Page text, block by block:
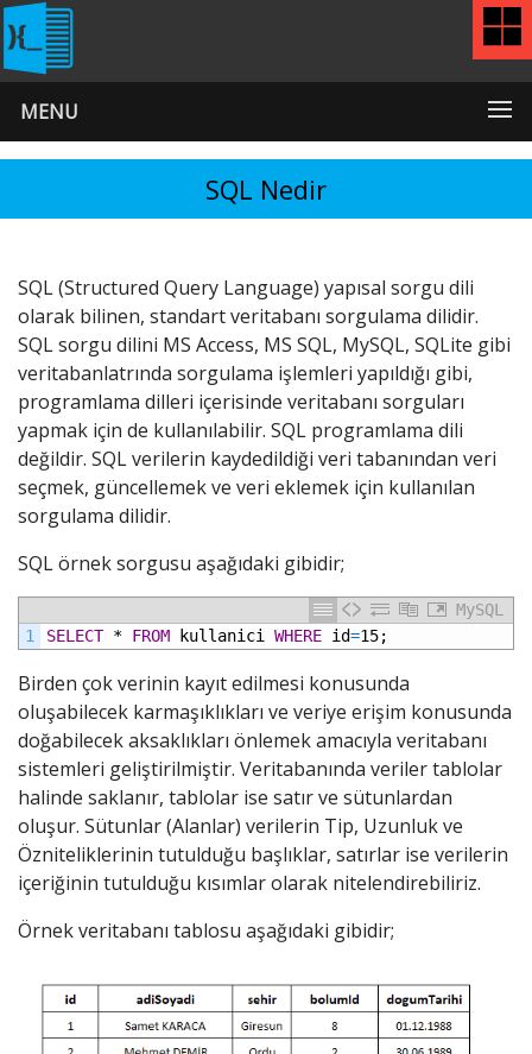
MENU
SQL Nedir
SQL (Structured Query Language) yapısal sorgu dili
olarak bilinen, standart veritabanı sorgulama dilidir.
SQL sorgu dilini MS Access, MS SQL, MySQL, SQLite gibi
veritabanlatrında sorgulama işlemleri yapıldığı gibi,
programlama dilleri içerisinde veritabanı sorguları
yapmak için de kullanılabilir. SQL programlama dili
değildir. SQL verilerin kaydedildiği veri tabanından veri
seçmek, güncellemek ve veri eklemek için kullanılan
sorgulama dilidir.
SQL örnek sorgusu aşağıdaki gibidir;
MySQL
1
SELECT * FROM kullanici WHERE id=15;
Birden çok verinin kayıt edilmesi konusunda
oluşabilecek karmaşıklıkları ve veriye erişim konusunda
doğabilecek aksaklıkları önlemek amacıyla veritabanı
sistemleri geliştirilmiştir. Veritabanında veriler tablolar
halinde saklanır, tablolar ise satır ve sütunlardan
oluşur. Sütunlar (Alanlar) verilerin Tip, Uzunluk ve
Özniteliklerinin tutulduğu başlıklar, satırlar ise verilerin
içeriğinin tutulduğu kısımlar olarak nitelendirebiliriz.
Örnek veritabanı tablosu aşağıdaki gibidir;